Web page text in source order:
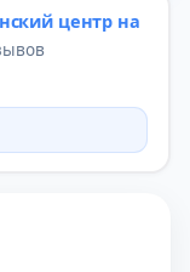
центр на